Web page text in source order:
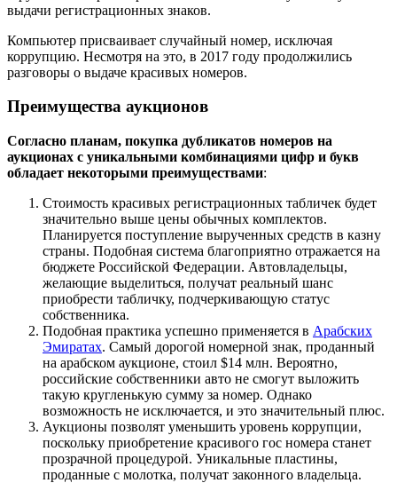
выдачи регистрационных знаков.
Компьютер присваивает случайный номер, исключая
коррупцию. Несмотря на это, в 2017 году продолжились
разговоры о выдаче красивых номеров.
Преимущества аукционов
Согласно планам, покупка дубликатов номеров на
аукционах с уникальными комбинациями цифр и букв
обладает некоторыми преимуществами:
Стоимость красивых регистрационных табличек будет
значительно выше цены обычных комплектов.
Планируется поступление вырученных средств в казну
страны. Подобная система благоприятно отражается на
бюджете Российской Федерации. Автовладельцы,
желающие выделиться, получат реальный шанс
приобрести табличку, подчеркивающую статус
собственника.
Подобная практика успешно применяется в Арабских
Эмиратах. Самый дорогой номерной знак, проданный
на арабском аукционе, стоил $14 млн. Вероятно,
российские собственники авто не смогут выложить
такую кругленькую сумму за номер. Однако
возможность не исключается, и это значительный плюс.
Аукционы позволят уменьшить уровень коррупции,
поскольку приобретение красивого гос номера станет
прозрачной процедурой. Уникальные пластины,
проданные с молотка, получат законного владельца.